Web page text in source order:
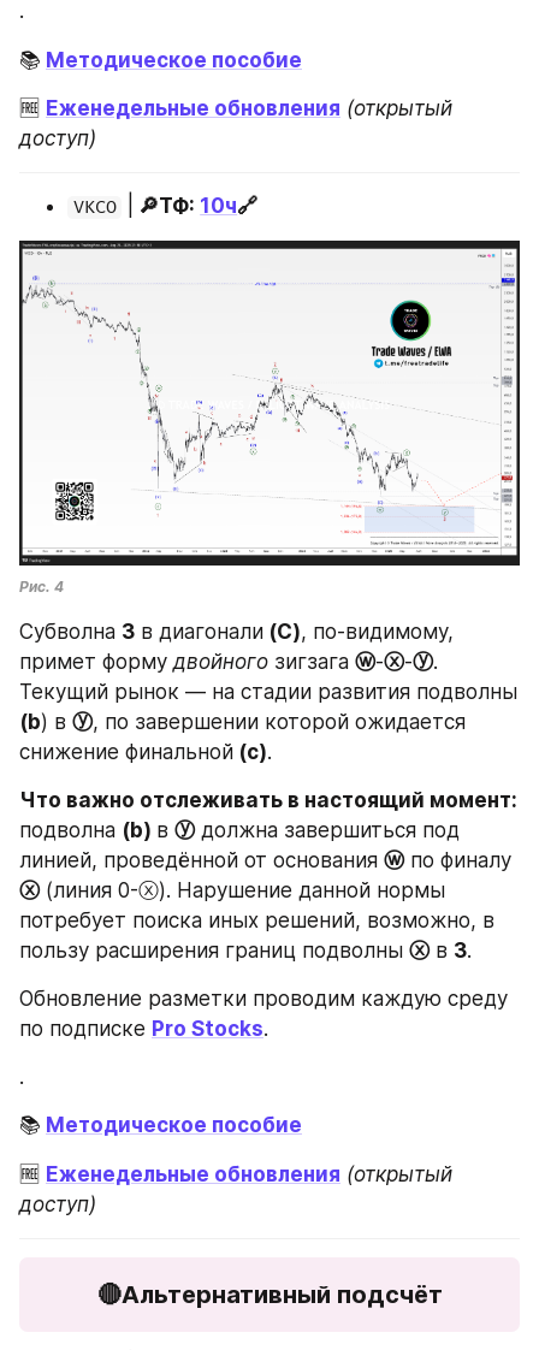
.
📚 Методическое пособие
🆓 Еженедельные обновления (открытый
доступ)
VKCO 🔎ТФ: 10ч🔗
Рис. 4
Субволна 3 в диагонали (C), по-видимому,
примет форму двойного зигзага ⓦ-ⓧ-ⓨ.
(b) в ⓨ, по завершении которой ожидается
снижение финальной (c).
подволна (b) в ⓨ должна завершиться под
линией, проведённой от основания ⓦ
ⓧ (линия 0-ⓧ). Нарушение данной нормы
потребует поиска иных решений, возможно, в
пользу расширения границ подволны ⓧ в 3.
Обновление разметки проводим каждую среду
по подписке Pro Stocks.
.
📚 Методическое пособие
🆓 Еженедельные обновления (открытый
доступ)
🔴Альтернативный подсчёт